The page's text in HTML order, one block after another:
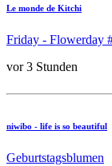
Le monde de Kitchi
Friday - Flowerday
vor 3 Stunden
niwibo - life is so beautiful
Geburtstagsblumen